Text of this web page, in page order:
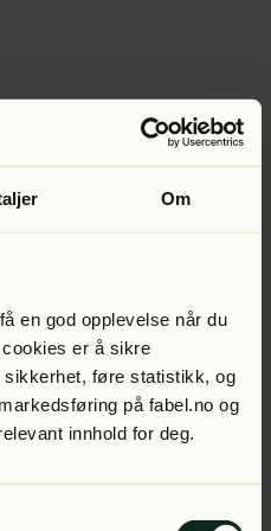
Om
en god opplevelse når du
er å sikre
føre statistikk, og
på fabel.no og
innhold for deg.